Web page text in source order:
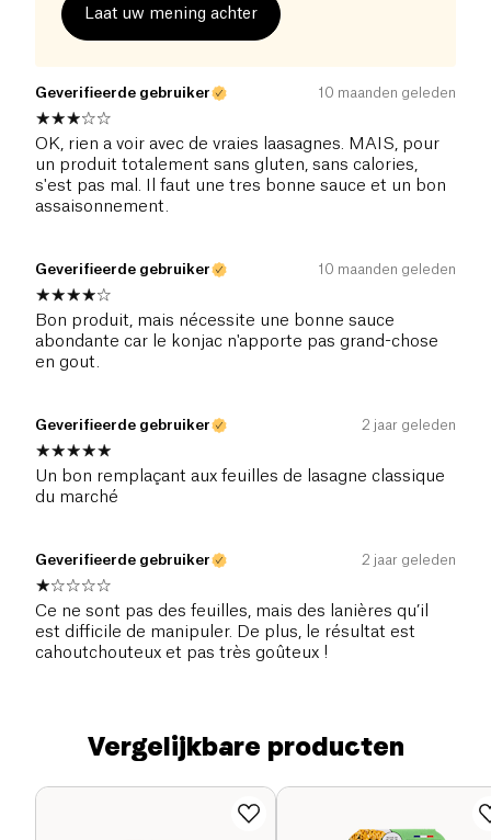
Laat uw mening achter
Geverifieerde gebruiker 10 maanden geleden
OK, rien a voir avec de vraies laasagnes. MAIS, pour
un produit totalement sans gluten, sans calories,
s'est pas mal. Il faut une tres bonne sauce et un bon
assaisonnement.
Geverifieerde gebruiker 10 maanden geleden
Bon produit, mais nécessite une bonne sauce
abondante car le konjac n'apporte pas grand-chose
en gout.
Geverifieerde gebruiker 2 jaar geleden
Un bon remplaçant aux feuilles de lasagne classique
du marché
Geverifieerde gebruiker 2 jaar geleden
Ce ne sont pas des feuilles, mais des lanières qu’il
est difficile de manipuler. De plus, le résultat est
cahoutchouteux et pas très goûteux !
Vergelijkbare producten